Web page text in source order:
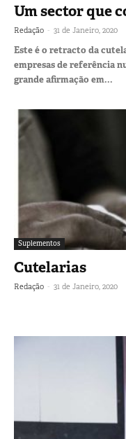
Um sector que
Redação - 31 de Janeiro, 2020
Este é o retracto da
empresas de referência
grande afirmação em...
Suplementos
Cutelarias
Redação - 31 de Janeiro, 2020